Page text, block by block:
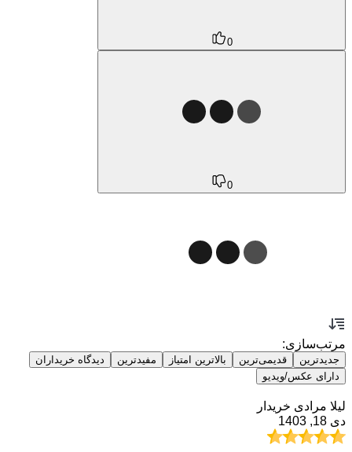
0
0
مرتب‌سازی:
جدیدترین قدیمی‌ترین بالاترین امتیاز مفیدترین
دیدگاه خریداران
دارای عکس/ویدیو
لیلا مرادی خریدار
دی 18, 1403